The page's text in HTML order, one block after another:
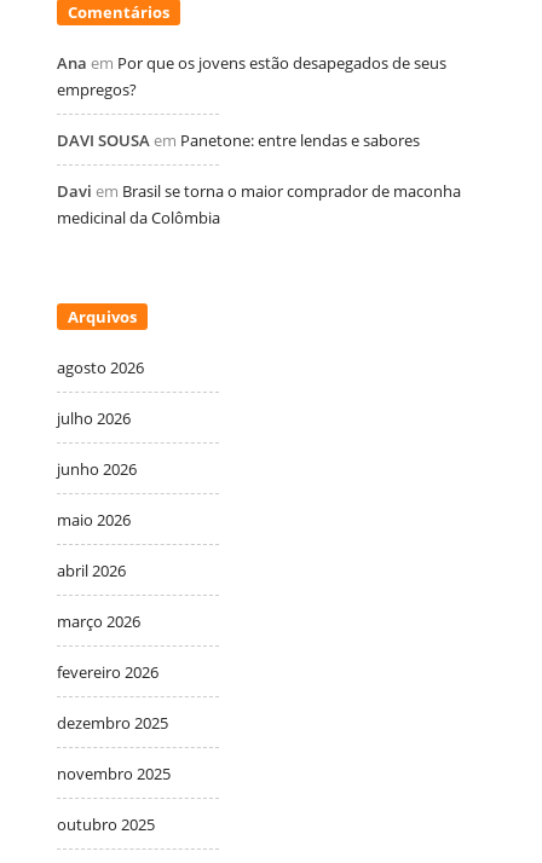
Comentários
Ana em Por que os jovens estão desapegados de seus
empregos?
DAVI SOUSAem Panetone: entre lendas e sabores
Davi em Brasil se torna o maior comprador de maconha
medicinal da Colômbia
Arquivos
agosto 2026
julho 2026
junho 2026
maio 2026
abril 2026
março 2026
fevereiro 2026
dezembro 2025
novembro 2025
outubro 2025